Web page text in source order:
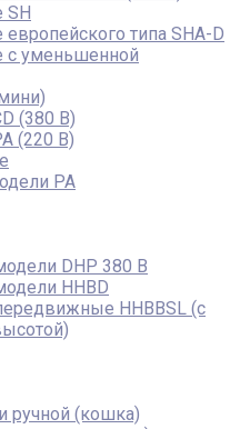
SH
типа SHA-D
с уменьшенной
(380 В)
(220 В)
РА
DHP 380 В
HHBD
HHBBSL (с
ручной (кошка)